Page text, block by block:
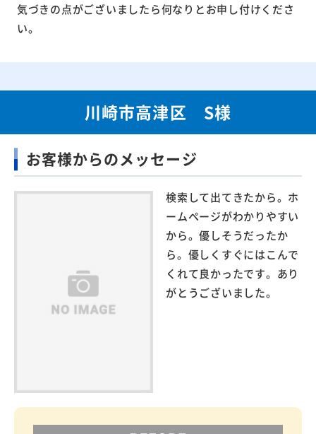
気づきの点がございましたら何なりとお申し付けくださ
い。
川崎市高津区 S様
お客様からのメッセージ
検索して出てきたから。ホ
ームページがわかりやすい
から。優しそうだったか
ら。優しくすぐにはこんで
くれて良かったです。あり
がとうございました。